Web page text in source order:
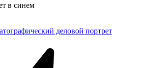
в синем
деловой портрет